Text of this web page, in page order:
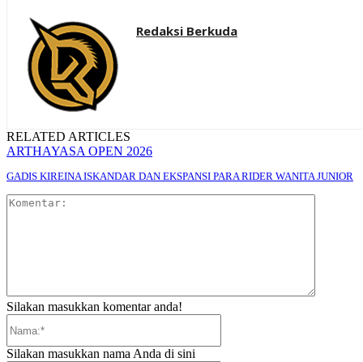
Redaksi Berkuda
RELATED ARTICLES
ARTHAYASA OPEN 2026
GADIS KIREINA ISKANDAR DAN EKSPANSI PARA RIDER WANITA JUNIOR
Silakan masukkan komentar anda!
Silakan masukkan nama Anda di sini